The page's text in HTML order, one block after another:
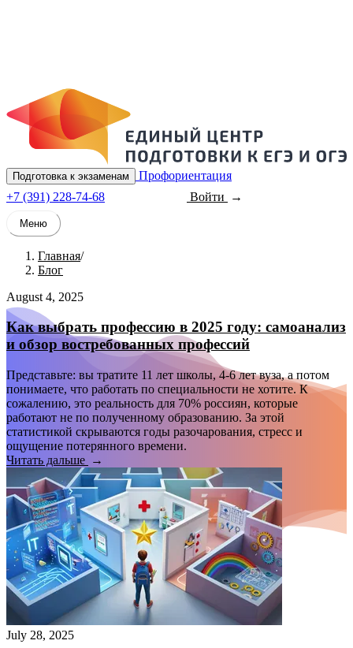
Подготовка к экзаменам
Профориентация
+7 (391) 228-74-68
Войти
Меню
Главная/
Блог
August 4, 2025
Как выбрать профессию в 2025 году: самоанализ
и обзор востребованных профессий
Представьте: вы тратите 11 лет школы, 4-6 лет вуза, а потом
понимаете, что работать по специальности не хотите. К
сожалению, это реальность для 70% россиян, которые
работают не по полученному образованию. За этой
статистикой скрываются годы разочарования, стресс и
ощущение потерянного времени.
Читать дальше
July 28, 2025